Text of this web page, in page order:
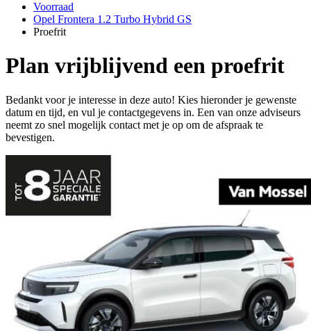
Voorraad
Opel Frontera 1.2 Turbo Hybrid GS
Proefrit
Plan vrijblijvend een proefrit
Bedankt voor je interesse in deze auto! Kies hieronder je gewenste
datum en tijd, en vul je contactgegevens in. Een van onze adviseurs
neemt zo snel mogelijk contact met je op om de afspraak te
bevestigen.